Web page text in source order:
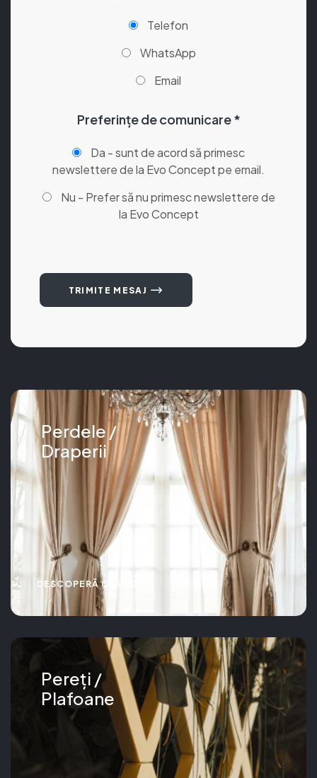
Telefon
WhatsApp
Email
Preferințe de comunicare *
Da - sunt de acord să primesc
newslettere de la Evo Concept pe email.
Nu - Prefer să nu primesc newslettere de
la Evo Concept
TRIMITE MESAJ
Perdele /
Draperii
DESCOPERĂ COLECȚIA
Pereți /
Plafoane